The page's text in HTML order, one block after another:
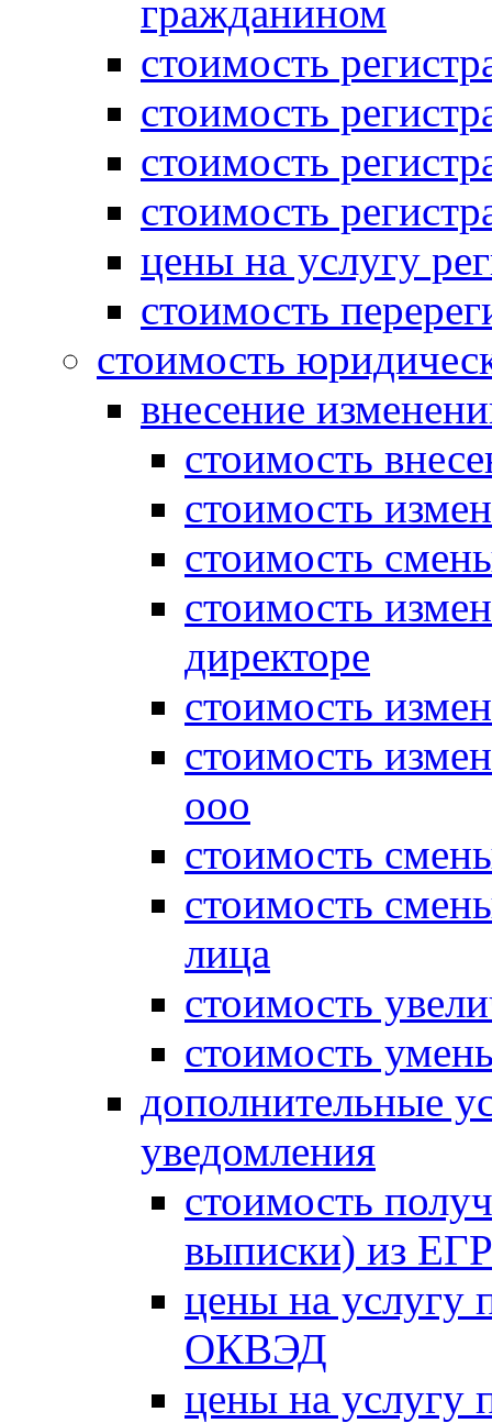
гражданином
стоимость
стоимость
стоимость
стоимость
цены на услугу
стоимость
стоимость
внесение
стоимость
стоимость
стоимость
стоимость
директоре
стоимость
стоимость
ооо
стоимость
стоимость
лица
стоимость
стоимость
дополнительные
уведомления
стоимость
выписки) из
цены на услугу
ОКВЭД
цены на услугу